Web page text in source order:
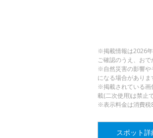
※掲載情報は2026
ご確認のうえ、おで
※自然災害の影響や
になる場合がありま
※掲載されている画
載(二次使用)は禁止で
※表示料金は消費税
スポット詳